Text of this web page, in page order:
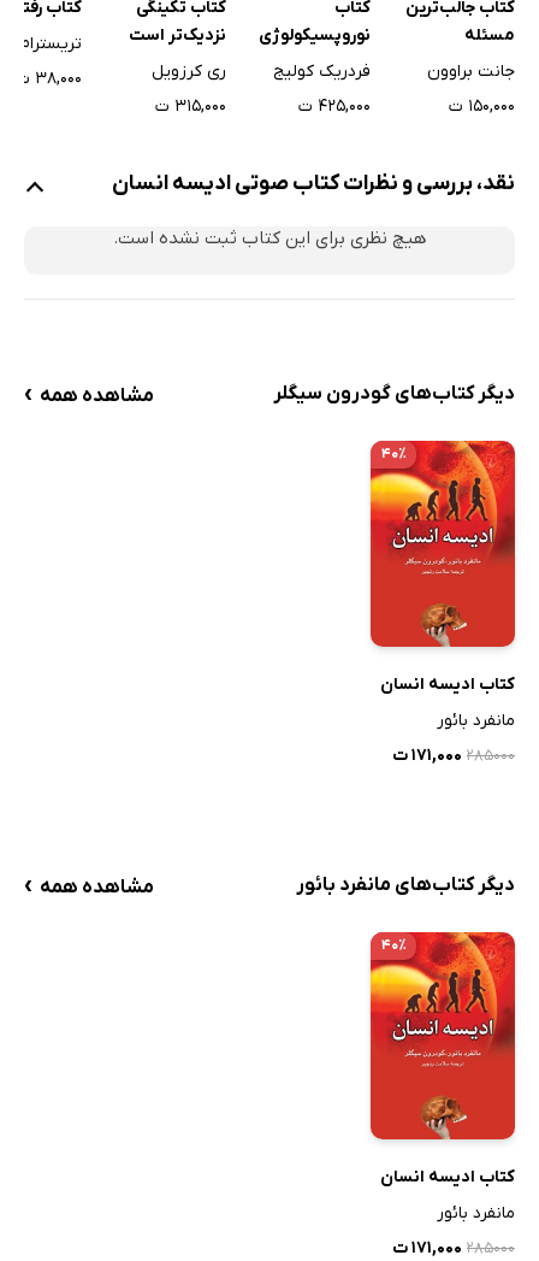
کتاب جالب‌ترین
مسئله
جانت براوون
۱۵۰,۰۰۰ ت
کتاب
نوروپسیکولوژی
تکاملی
فردریک کولیج
۴۲۵,۰۰۰ ت
کتاب تکینگی
نزدیک‌تر است
ری کرزویل
۳۱۵,۰۰۰ ت
کتاب رفتار
تریسترام
۳۸,۰۰۰ ت
نقد، بررسی و نظرات کتاب صوتی ادیسه انسان
هیچ نظری برای این کتاب ثبت نشده است.
دیگر کتاب‌های گودرون سیگلر مشاهده همه ›
۴۰٪
کتاب ادیسه انسان
مانفرد بائور
۲۸۵۰۰۰ ۱۷۱,۰۰۰ ت
دیگر کتاب‌های مانفرد بائور مشاهده همه ›
۴۰٪
کتاب ادیسه انسان
مانفرد بائور
۲۸۵۰۰۰ ۱۷۱,۰۰۰ ت